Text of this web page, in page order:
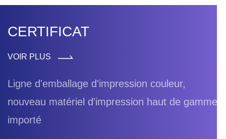
CERTIFICAT
VOIR PLUS
Ligne d'emballage d'impression couleur,
nouveau matériel d'impression haut de gamme
importé